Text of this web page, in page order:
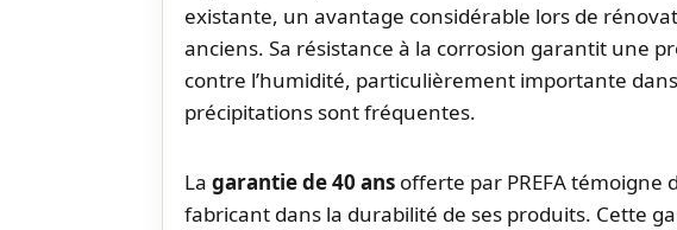
existante, un avantage considérable lors de
anciens. Sa résistance à la corrosion garantit une
contre l’humidité, particulièrement importante
précipitations sont fréquentes.
La garantie de 40 ans offerte par PREFA témoigne
fabricant dans la durabilité de ses produits. Cette